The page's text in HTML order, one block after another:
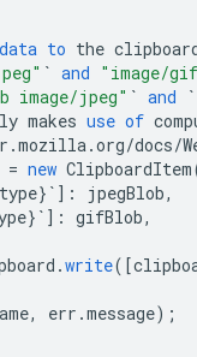
data to the
` and "image/
image/jpeg" ` and `
makes use of
.mozilla.org/docs/
= new ClipboardItem
] : jpegBlob,
] : gifBlob,
.write( [
, err .message);